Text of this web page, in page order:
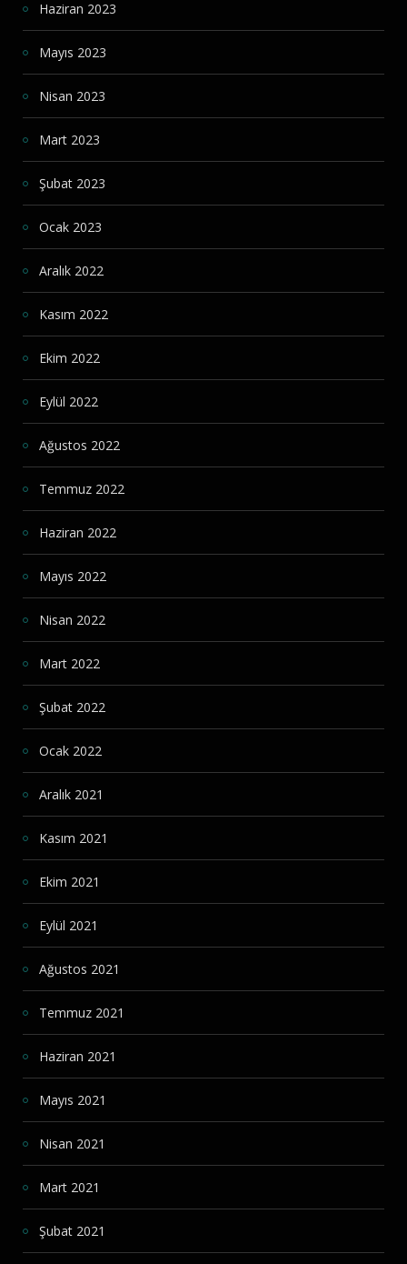
Haziran 2023
Mayıs 2023
Nisan 2023
Mart 2023
Şubat 2023
Ocak 2023
Aralık 2022
Kasım 2022
Ekim 2022
Eylül 2022
Ağustos 2022
Temmuz 2022
Haziran 2022
Mayıs 2022
Nisan 2022
Mart 2022
Şubat 2022
Ocak 2022
Aralık 2021
Kasım 2021
Ekim 2021
Eylül 2021
Ağustos 2021
Temmuz 2021
Haziran 2021
Mayıs 2021
Nisan 2021
Mart 2021
Şubat 2021